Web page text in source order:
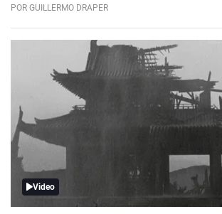
POR GUILLERMO DRAPER
Video